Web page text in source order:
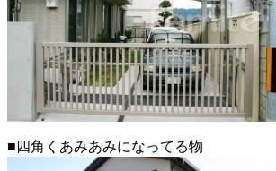
■四角くあみあみになってる物